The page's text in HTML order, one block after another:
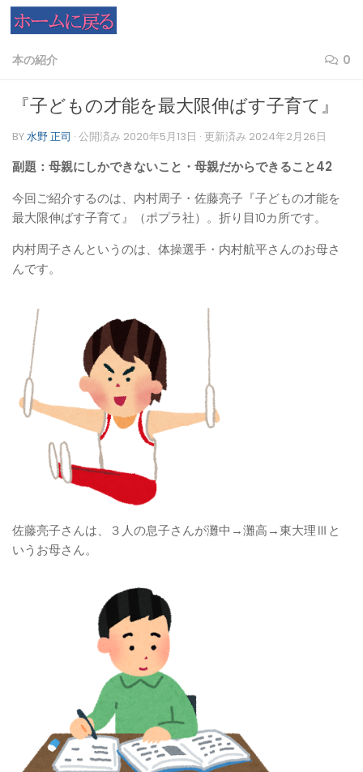
コンテンツへスキップ
本の紹介 0
『子どもの才能を最大限伸ばす子育て』
BY水野 正司 · 公開済み 2020年5月13日 · 更新済み 2024年2月26日
副題：母親にしかできないこと・母親だからできること42
今回ご紹介するのは、内村周子・佐藤亮子『子どもの才能を
最大限伸ばす子育て』（ポプラ社）。折り目10カ所です。
内村周子さんというのは、体操選手・内村航平さんのお母さ
んです。
佐藤亮子さんは、３人の息子さんが灘中→灘高→東大理Ⅲと
いうお母さん。